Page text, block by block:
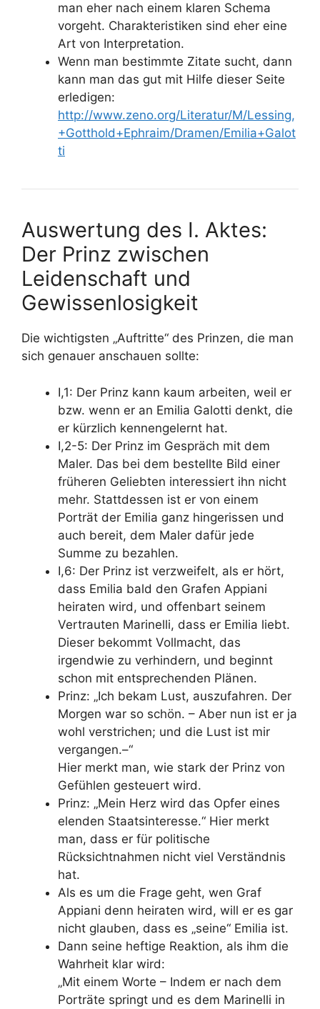
man eher nach einem klaren Schema
vorgeht. Charakteristiken sind eher eine
Art von Interpretation.
Wenn man bestimmte Zitate sucht, dann
kann man das gut mit Hilfe dieser Seite
erledigen:
http://www.zeno.org/Literatur/M/Lessing,
+Gotthold+Ephraim/Dramen/Emilia+Galot
ti
Auswertung des I. Aktes:
Der Prinz zwischen
Leidenschaft und
Gewissenlosigkeit
Die wichtigsten „Auftritte“ des Prinzen, die man
sich genauer anschauen sollte:
I,1: Der Prinz kann kaum arbeiten, weil er
bzw. wenn er an Emilia Galotti denkt, die
er kürzlich kennengelernt hat.
I,2-5: Der Prinz im Gespräch mit dem
Maler. Das bei dem bestellte Bild einer
früheren Geliebten interessiert ihn nicht
mehr. Stattdessen ist er von einem
Porträt der Emilia ganz hingerissen und
auch bereit, dem Maler dafür jede
Summe zu bezahlen.
I,6: Der Prinz ist verzweifelt, als er hört,
dass Emilia bald den Grafen Appiani
heiraten wird, und offenbart seinem
Vertrauten Marinelli, dass er Emilia liebt.
Dieser bekommt Vollmacht, das
irgendwie zu verhindern, und beginnt
schon mit entsprechenden Plänen.
Prinz: „Ich bekam Lust, auszufahren. Der
Morgen war so schön. – Aber nun ist er ja
wohl verstrichen; und die Lust ist mir
vergangen.–“
Hier merkt man, wie stark der Prinz von
Gefühlen gesteuert wird.
Prinz: „Mein Herz wird das Opfer eines
elenden Staatsinteresse.“ Hier merkt
man, dass er für politische
Rücksichtnahmen nicht viel Verständnis
hat.
Als es um die Frage geht, wen Graf
Appiani denn heiraten wird, will er es gar
nicht glauben, dass es „seine“ Emilia ist.
Dann seine heftige Reaktion, als ihm die
Wahrheit klar wird:
„Mit einem Worte – Indem er nach dem
Porträte springt und es dem Marinelli in